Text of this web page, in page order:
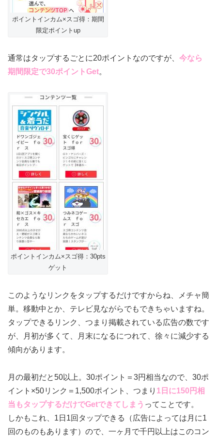
ポイントインカム×スゴ得：期間
限定ポイントup
通常はタップするごとに20ポイントなのですが、 今なら
期間限定で30ポイントGet。
ポイントインカム×スゴ得：30pts
ゲット
このようなリンクをタップするだけですからね、メチャ簡
単。移動中とか、テレビ見ながらでもできちゃいますね。
タップできるリンク、つまり掲載されている広告の数です
が、月初が多くて、月末になるにつれて、徐々に減少する
傾向があります。
月の最初だと50以上。30ポイント＝3円相当なので、30ポ
イント×50リンク＝1,500ポイント、つまり 1日に150円相
当もタップするだけでGetできてしまう ってことです。
しかもこれ、1日1回タップできる（広告によっては月に1
回のものもあります）ので、一ヶ月で千円以上はこのコン